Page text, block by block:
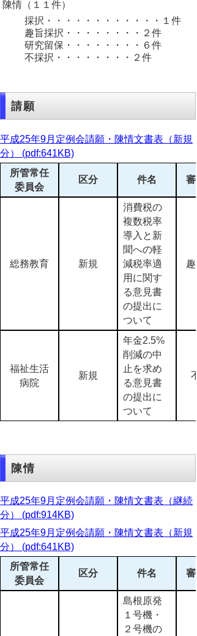
陳情（１１件）
採択・・・・・・・・・・・・１件
趣旨採択・・・・・・・・２件
研究留保・・・・・・・・６件
不採択・・・・・・・・２件
請願
平成25年9月定例会請願・陳情文書表（新規
分） (pdf:641KB)
所管常任
委員会
区分 件名 審
総務教育 新規
消費税の
複数税率
導入と新
聞への軽
減税率適
用に関す
る意見書
の提出に
ついて
趣
福祉生活
病院
新規
年金2.5%
削減の中
止を求め
る意見書
の提出に
ついて
陳情
平成25年9月定例会請願・陳情文書表（継続
分） (pdf:914KB)
平成25年9月定例会請願・陳情文書表（新規
分） (pdf:641KB)
所管常任
委員会
区分 件名 審
島根原発
１号機・
２号機の